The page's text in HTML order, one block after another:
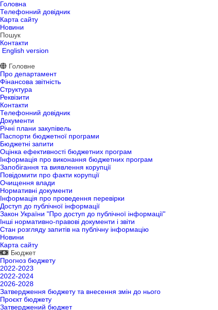
Головна
Телефонний довідник
Карта сайту
Новини
Пошук
Контакти
English version
Головне
Про департамент
Фінансова звітність
Структура
Реквізити
Контакти
Телефонний довідник
Документи
Річні плани закупівель
Паспорти бюджетної програми
Бюджетні запити
Оцінка ефективності бюджетних програм
Інформація про виконання бюджетних програм
Запобігання та виявлення корупції
Повідомити про факти корупції
Очищення влади
Нормативні документи
Інформація про проведення перевірки
Доступ до публічної інформації
Закон України "Про доступ до публічної інформації"
Інші нормативно-правові документи і звіти
Стан розгляду запитів на публічну інформацію
Новини
Карта сайту
Бюджет
Прогноз бюджету
2022-2023
2022-2024
2026-2028
Затвердження бюджету та внесення змін до нього
Проєкт бюджету
Затверджений бюджет